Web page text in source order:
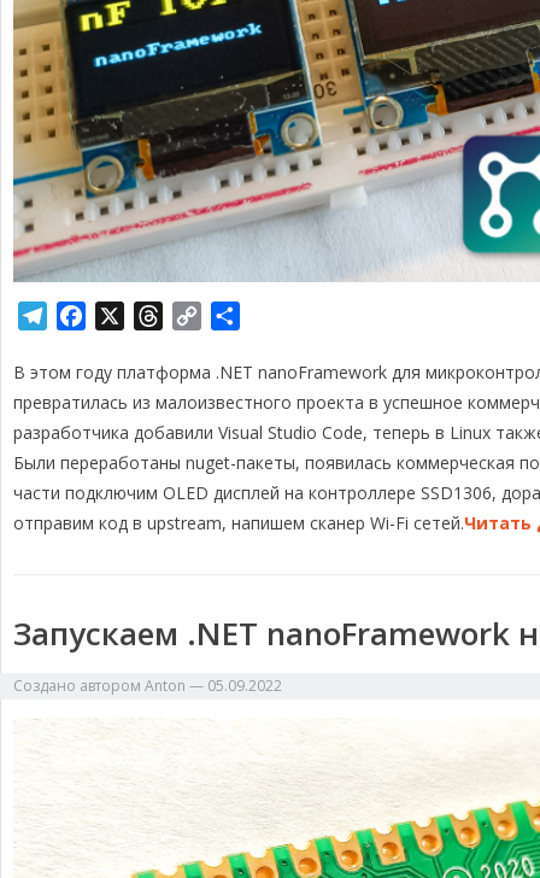
l
e
g
r
a
m
c
e
b
o
o
k
r
e
a
d
s
p
y
L
i
n
k
п
р
а
в
и
т
В этом году платформа .NET nanoFramework для
превратилась из малоизвестного проекта в успешное
разработчика добавили Visual Studio Code, теперь в Linux
Были переработаны nuget-пакеты, появилась коммерческая
части подключим OLED дисплей на контроллере SSD1306,
отправим код в upstream, напишем сканер Wi-Fi сетей.Читать
Запускаем .NET nanoFramework
Создано автором Anton — 05.09.2022